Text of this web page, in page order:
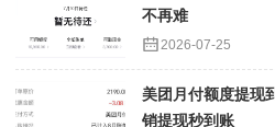
不再难
2026-07-25
美团月付额度提现
销提现秒到账